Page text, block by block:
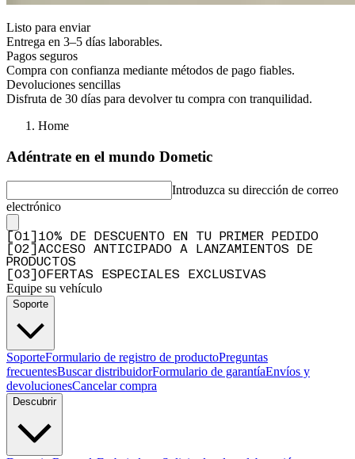
Listo para enviar
Entrega en 3–5 días laborables.
Pagos seguros
Compra con confianza mediante métodos de pago fiables.
Devoluciones sencillas
Disfruta de 30 días para devolver tu compra con tranquilidad.
Home
Adéntrate en el mundo Dometic
Introduzca su dirección de correo
electrónico
[01] 10% DE DESCUENTO EN TU PRIMER PEDIDO
[02] ACCESO ANTICIPADO A LANZAMIENTOS DE
PRODUCTOS
[03] OFERTAS ESPECIALES EXCLUSIVAS
Equipe su vehículo
Soporte
SoporteFormulario de registro de productoPreguntas
frecuentesBuscar distribuidorFormulario de garantíaEnvíos y
devolucionesCancelar compra
Descubrir